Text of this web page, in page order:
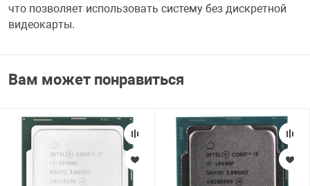
что позволяет использовать систему без дискретной
видеокарты.
Вам может понравиться